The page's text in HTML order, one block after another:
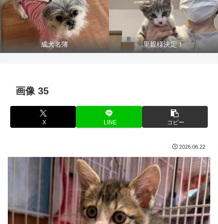
成犬名簿 里親様決定！
画像 35
X LINE コピー
2026.06.22